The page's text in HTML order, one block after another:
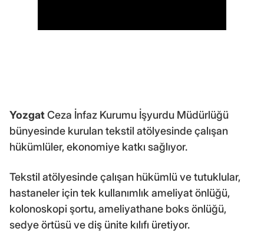
YozgatCeza İnfaz Kurumu İşyurdu Müdürlüğü
bünyesinde kurulan tekstil atölyesinde çalışan
hükümlüler, ekonomiye katkı sağlıyor.
Tekstil atölyesinde çalışan hükümlü ve tutuklular,
hastaneler için tek kullanımlık ameliyat önlüğü,
kolonoskopi şortu, ameliyathane boks önlüğü,
sedye örtüsü ve diş ünite kılıfı üretiyor.